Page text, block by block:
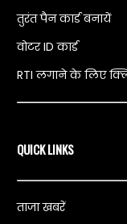
तुरंत पैन कार्ड बनायें
वोटर ID कार्ड
RTI लगाने के लिए
QUICK LINKS
ताजा खबरें